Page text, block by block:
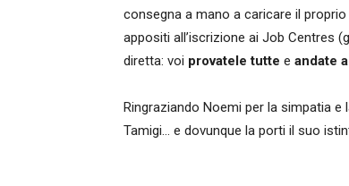
consegna a mano a caricare il
appositi all’iscrizione ai Job Centres
diretta: voi provatele tutte e andate
Ringraziando Noemi per la simpatia
Tamigi… e dovunque la porti il suo